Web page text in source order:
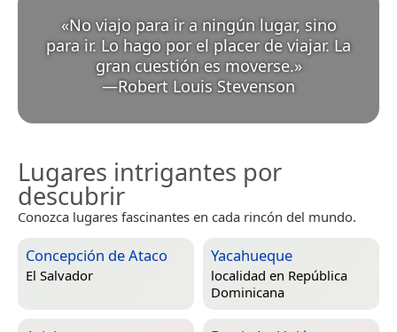
«No viajo para ir a ningún lugar, sino
para ir. Lo hago por el placer de viajar. La
gran cuestión es moverse. »
—Robert Louis Stevenson
Lugares intrigantes por
descubrir
Conozca lugares fascinantes en cada rincón del mundo.
Concepción de Ataco
El Salvador
Yacahueque
localidad en República
Dominicana